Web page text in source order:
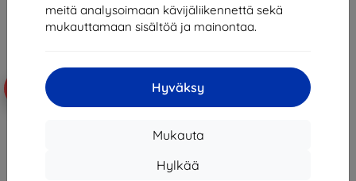
meitä analysoimaan kävijäliikennettä sekä
mukauttamaan sisältöä ja mainontaa.
Hyväksy
Mukauta
Hylkää